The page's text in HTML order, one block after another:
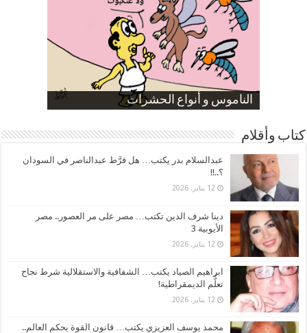
الناموس و أنواع الحشرات
الموظفين بعد ارتفاع الأسعار
ارتفاع نسبة الطلاق في مصر
صورة كاركاتيرية
صورة كاركاتيرية
كتاب وأقلام
عبدالسلام بدر يكتب… هل فرَّط عبدالناصر في السودان
؟..!!
12 يناير، 2026
دينا شرف الدين تكتب… مصر على مر العصور.. مصر
الأيوبية 3
12 يناير، 2026
ابراهيم الصياد يكتب… الشفافية والاستقلالية شرط نجاح
تعلُّم الديمقراطية!
12 يناير، 2026
محمد يوسف العزيزي يكتب… قانون القوة يحكم العالم..